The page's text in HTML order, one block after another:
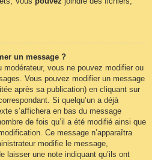
un message ?
modérateur, vous ne pouvez modifier ou
Vous pouvez modifier un message
après sa publication) en cliquant sur
Si quelqu’un a déjà
s’affichera en bas du message
de fois qu’il a été modifié ainsi que
Ce message n’apparaîtra
modifie le message,
laisser une note indiquant qu’ils ont